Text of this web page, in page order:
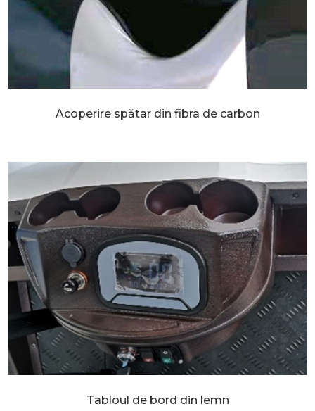
Acoperire spătar din fibra de carbon
Tabloul de bord din lemn